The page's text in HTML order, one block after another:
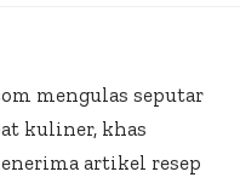
mengulas seputar
kuliner, khas
artikel resep